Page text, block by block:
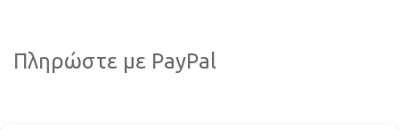
Πληρώστε με PayPal